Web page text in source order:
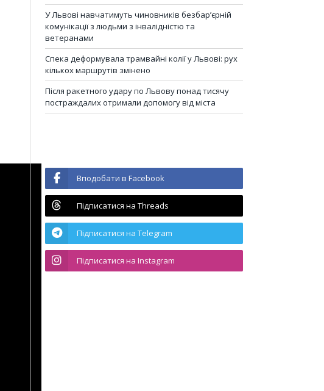
У Львові навчатимуть чиновників безбар’єрній
комунікації з людьми з інвалідністю та
ветеранами
Спека деформувала трамвайні колії у Львові: рух
кількох маршрутів змінено
Після ракетного удару по Львову понад тисячу
постраждалих отримали допомогу від міста
Вподобати в Facebook
Підписатися на Threads
Підписатися на Telegram
Підписатися на Instagram